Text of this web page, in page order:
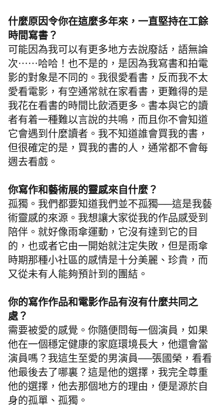
什麼原因令你在這麼多年來，一直堅持在工餘
時間寫書？
可能因為我可以有更多地方去說廢話，語無論
次⋯⋯哈哈！也不是的，是因為我寫書和拍電
影的對象是不同的。我很愛看書，反而我不太
愛看電影，有空通常就在家看書，更難得的是
我花在看書的時間比飲酒更多。書本與它的讀
者有着一種難以言說的共鳴，而且你不會知道
它會遇到什麼讀者。我不知道誰會買我的書，
但很確定的是，買我的書的人，通常都不會每
週去看戲。
你寫作和藝術展的靈感來自什麼？
孤獨。我們都要知道我們並不孤獨──這是我藝
術靈感的來源。我想讓大家從我的作品感受到
陪伴。就好像雨傘運動，它沒有達到它的目
的，也或者它由一開始就注定失敗，但是雨傘
時期那種小社區的感情是十分美麗、珍貴，而
又從未有人能夠預計到的團結。
你的寫作作品和電影作品有沒有什麼共同之
處？
需要被愛的感覺。你隨便問每一個演員，如果
他在一個穩定健康的家庭環境長大，他還會當
演員嗎？我這生至愛的男演員──張國榮，看看
他最後去了哪裏？這是他的選擇，我完全尊重
他的選擇，他去那個地方的理由，便是源於自
身的孤單、孤獨。